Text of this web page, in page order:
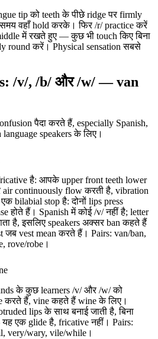
tip को teeth के पीछे ridge पर firmly
वहाँ hold करके। फिर /r/ practice करें
में रखते हुए — कुछ भी touch किए बिना
round करें। Physical sensation सबसे
/v/, /b/ और /w/ — van
पैदा करते हैं, especially Spanish,
speakers के लिए।
है: आपके upper front teeth lower
continuously flow करती है, vibration
bilabial stop है: दोनों lips press
होते हैं। Spanish में कोई /v/ नहीं है; letter
है, इसलिए speakers अक्सर ban कहते हैं
जब vest mean करते हैं। Pairs: van/ban,
rove/robe।
के कुछ learners /v/ और /w/ को
करते हैं, vine कहते हैं wine के लिए।
lips के साथ बनाई जाती है, बिना
एक glide है, fricative नहीं। Pairs:
very/wary, vile/while।